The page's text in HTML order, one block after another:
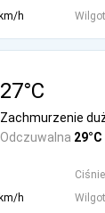
h
27°C
Odczuwalna 29°C
Zachmurzenie
h